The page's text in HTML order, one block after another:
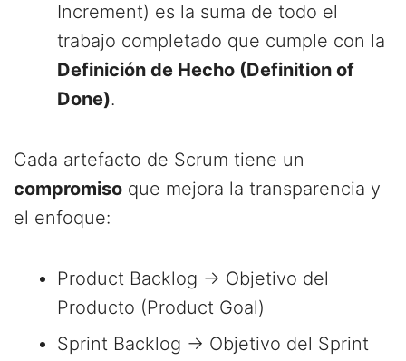
Increment) es la suma de todo el
trabajo completado que cumple con la
Definición de Hecho (Definition of
Done).
Cada artefacto de Scrum tiene un
compromiso que mejora la transparencia y
el enfoque:
Product Backlog → Objetivo del
Producto (Product Goal)
Sprint Backlog → Objetivo del Sprint